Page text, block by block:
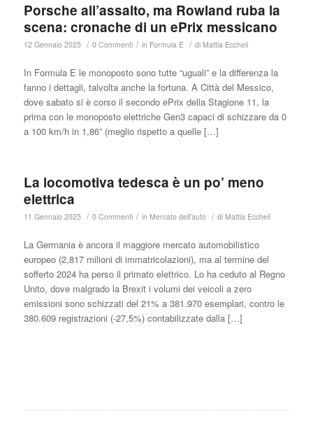
Porsche all’assalto, ma Rowland ruba la
scena: cronache di un ePrix messicano
12 Gennaio 2025 / 0 Commenti / in Formula E / di Mattia Eccheli
In Formula E le monoposto sono tutte “uguali” e la differenza la
fanno i dettagli, talvolta anche la fortuna. A Città del Messico,
dove sabato si è corso il secondo ePrix della Stagione 11, la
prima con le monoposto elettriche Gen3 capaci di schizzare da 0
a 100 km/h in 1,86” (meglio rispetto a quelle […]
La locomotiva tedesca è un po’ meno
elettrica
11 Gennaio 2025 / 0 Commenti / in Mercato dell'auto / di Mattia Eccheli
La Germania è ancora il maggiore mercato automobilistico
europeo (2,817 milioni di immatricolazioni), ma al termine del
sofferto 2024 ha perso il primato elettrico. Lo ha ceduto al Regno
Unito, dove malgrado la Brexit i volumi dei veicoli a zero
emissioni sono schizzati del 21% a 381.970 esemplari, contro le
380.609 registrazioni (-27,5%) contabilizzate dalla […]